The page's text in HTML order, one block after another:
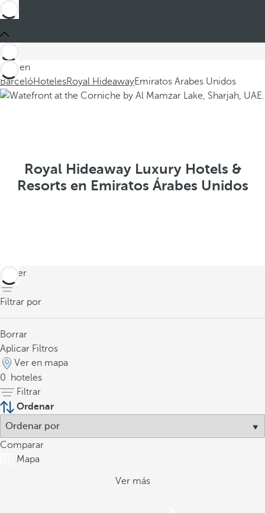
Está en
BarcelóHotelesRoyal HideawayEmiratos Arabes Unidos
Royal Hideaway Luxury Hotels &
Resorts en Emiratos Árabes Unidos
volver
Filtrar por
Borrar
Aplicar Filtros
Ver en mapa
0
hoteles
Filtrar
Ordenar
Comparar
Mapa
Ver más